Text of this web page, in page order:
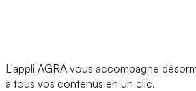
L'appli AGRA vous accompagne
à tous vos contenus en un clic.